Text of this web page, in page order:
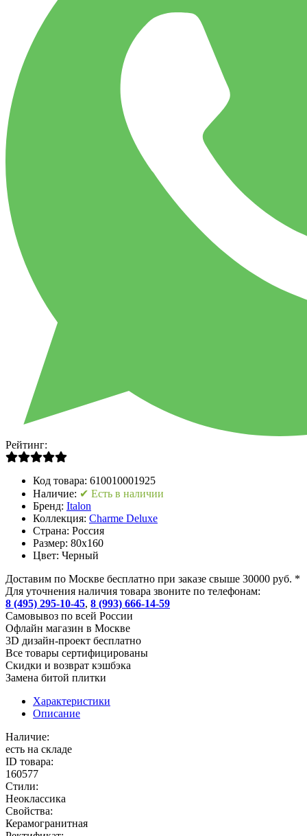
Рейтинг:
Код товара: 610010001925
Наличие: ✔ Есть в наличии
Бренд: Italon
Коллекция: Charme Deluxe
Страна: Россия
Размер: 80x160
Цвет: Черный
Доставим по Москве бесплатно при заказе свыше 30000 руб. *
Для уточнения наличия товара звоните по телефонам:
8 (495) 295-10-45, 8 (993) 666-14-59
Cамовывоз по всей России
Офлайн магазин в Москве
3D дизайн-проект бесплатно
Все товары сертифицированы
Скидки и возврат кэшбэка
Замена битой плитки
Характеристики
Описание
Наличие:
есть на складе
ID товара:
160577
Стили:
Неоклассика
Свойства:
Керамогранитная